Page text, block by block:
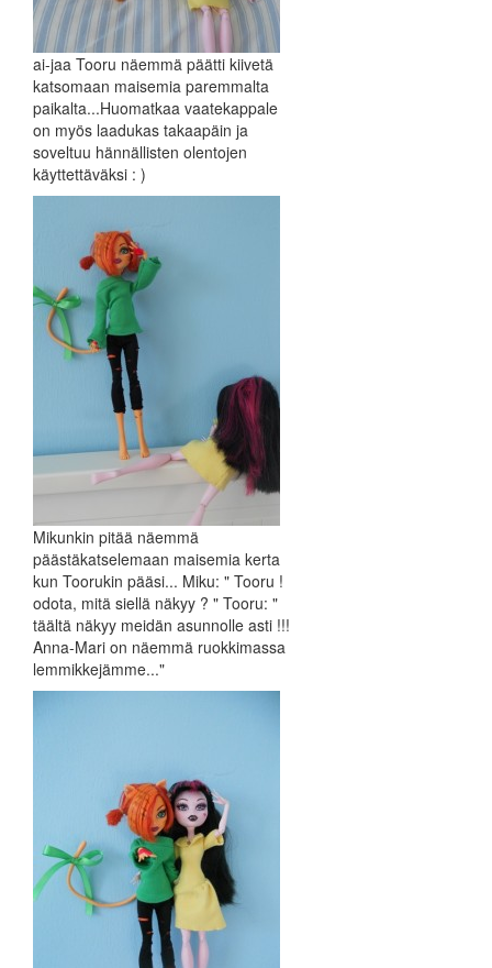
ai-jaa Tooru näemmä päätti kiivetä
katsomaan maisemia paremmalta
paikalta...Huomatkaa vaatekappale
on myös laadukas takaapäin ja
soveltuu hännällisten olentojen
käyttettäväksi : )
Mikunkin pitää näemmä
päästäkatselemaan maisemia kerta
kun Toorukin pääsi... Miku: " Tooru !
odota, mitä siellä näkyy ? " Tooru: "
täältä näkyy meidän asunnolle asti !!!
Anna-Mari on näemmä ruokkimassa
lemmikkejämme..."